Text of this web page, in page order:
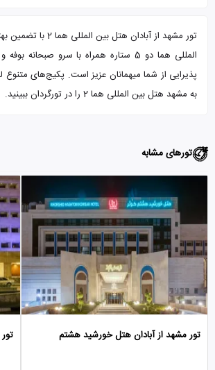
تور مشهد از آبادان هتل
المللی هما دو 5 ستاره همراه با سرو
پذیرایی از شما میهمانان عزیز است. پکیج‌های متنوع
به مشهد هتل بین المللی هما 2 را در تورگردان ببینید.
تورهای مشابه
تور مشهد از آبادان هتل خورشید هشتم